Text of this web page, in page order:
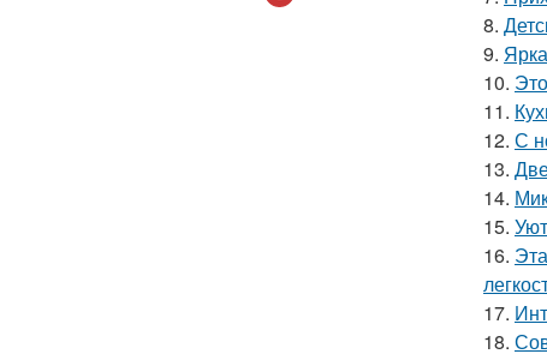
8.
9.
10.
11.
12. С
13.
14.
15.
16.
17.
18.